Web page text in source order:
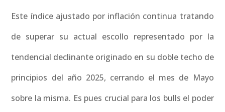
Este índice ajustado por inflación continua tratando
de superar su actual escollo representado por la
tendencial declinante originado en su doble techo de
principios del año 2025, cerrando el mes de Mayo
sobre la misma. Es pues crucial para los bulls el poder